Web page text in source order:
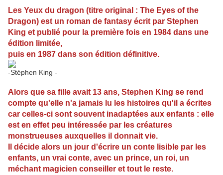
Les Yeux du dragon (titre original : The Eyes of the
Dragon) est un roman de fantasy écrit par Stephen
King et publié pour la première fois en 1984 dans une
édition limitée,
puis en 1987 dans son édition définitive.
-Stéphen King -
Alors que sa fille avait 13 ans, Stephen King se rend
compte qu'elle n'a jamais lu les histoires qu'il a écrites
car celles-ci sont souvent inadaptées aux enfants : elle
est en effet peu intéressée par les créatures
monstrueuses auxquelles il donnait vie.
Il décide alors un jour d'écrire un conte lisible par les
enfants, un vrai conte, avec un prince, un roi, un
méchant magicien conseiller et tout le reste.